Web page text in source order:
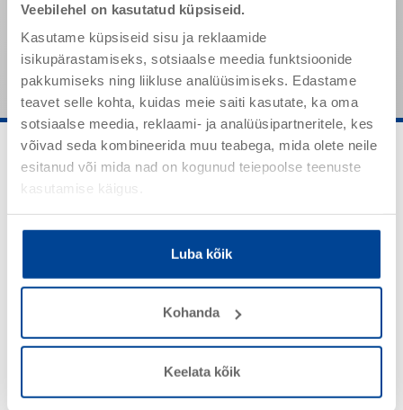
Veebilehel on kasutatud küpsiseid.
Kasutame küpsiseid sisu ja reklaamide
isikupärastamiseks, sotsiaalse meedia funktsioonide
pakkumiseks ning liikluse analüüsimiseks. Edastame
teavet selle kohta, kuidas meie saiti kasutate, ka oma
sotsiaalse meedia, reklaami- ja analüüsipartneritele, kes
võivad seda kombineerida muu teabega, mida olete neile
esitanud või mida nad on kogunud teiepoolse teenuste
kasutamise käigus.
Luba kõik
Kohanda
Keelata kõik
ei ole siduvate toote spetsifikatsioonidena mõistetavad.
Puidule sise- ja välitingimustes
voodrilauad, aiamajad